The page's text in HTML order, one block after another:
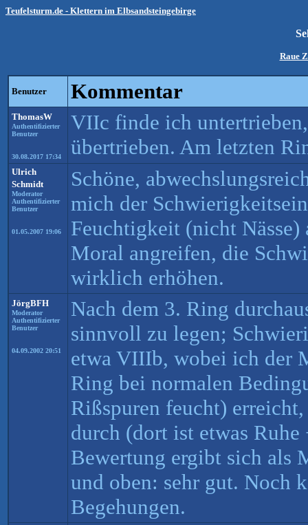
Teufelsturm.de - Klettern im Elbsandsteingebirge
Raue
Benutzer Kommentar
ThomasW
Authentifizierter
Benutzer
30.08.2017 17:34
VIIc finde ich
übertrieben. Am letzten
Ulrich
Schmidt
Moderator
Authentifizierter
Benutzer
01.05.2007 19:06
Schöne,
mich der
Feuchtigkeit (nicht
Moral angreifen, die
wirklich erhöhen.
JörgBFH
Moderator
Authentifizierter
Benutzer
04.09.2002 20:51
Nach dem 3. Ring
sinnvoll zu legen;
etwa VIIIb, wobei ich der
Ring bei normalen
Rißspuren feucht)
durch (dort ist etwas
Bewertung ergibt sich als
und oben: sehr gut. Noch
Begehungen.